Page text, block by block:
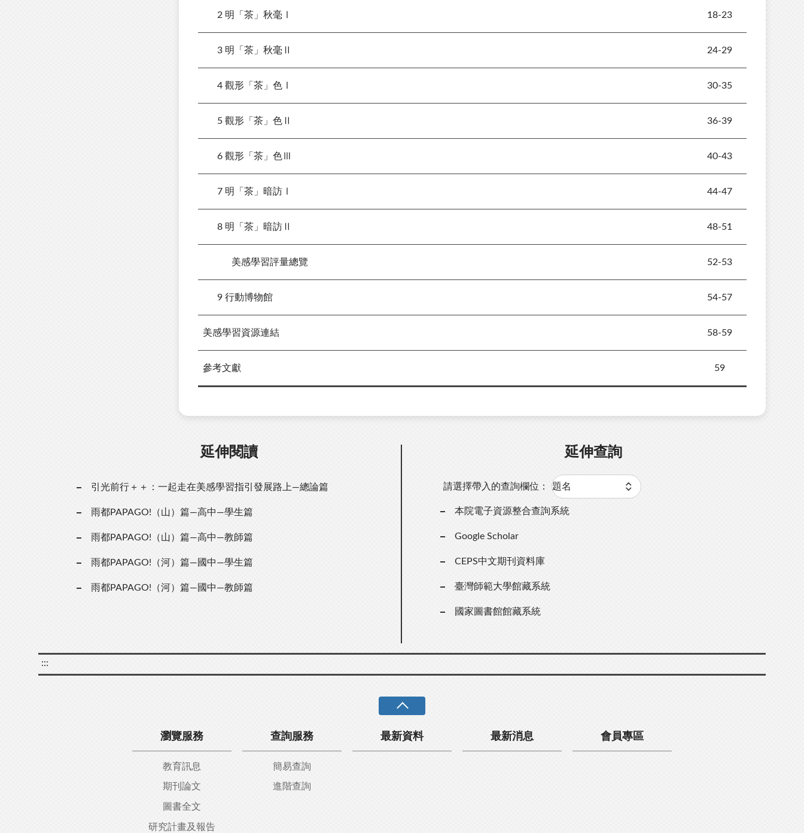
2 明「茶」秋毫Ⅰ 18-23
3 明「茶」秋毫Ⅱ 24-29
4 觀形「茶」色Ⅰ 30-35
5 觀形「茶」色Ⅱ 36-39
6 觀形「茶」色Ⅲ 40-43
7 明「茶」暗訪Ⅰ 44-47
8 明「茶」暗訪Ⅱ 48-51
美感學習評量總覽 52-53
9 行動博物館 54-57
美感學習資源連結 58-59
參考文獻 59
延伸閱讀
引光前行＋＋：一起走在美感學習指引發展路上—總論篇
雨都PAPAGO!（山）篇—高中—學生篇
雨都PAPAGO!（山）篇—高中—教師篇
雨都PAPAGO!（河）篇—國中—學生篇
雨都PAPAGO!（河）篇—國中—教師篇
延伸查詢
請選擇帶入的查詢欄位：
本院電子資源整合查詢系統
Google Scholar
CEPS中文期刊資料庫
臺灣師範大學館藏系統
國家圖書館館藏系統
:::
瀏覽服務
教育訊息
期刊論文
圖書全文
研究計畫及報告
查詢服務
簡易查詢
進階查詢
最新資料 最新消息 會員專區